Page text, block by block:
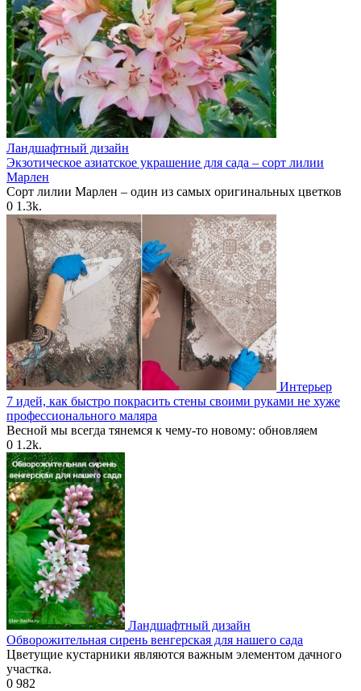
Ландшафтный дизайн
Экзотическое азиатское украшение для сада – сорт лилии
Марлен
Сорт лилии Марлен – один из самых оригинальных цветков
0 1.3k.
Интерьер
7 идей, как быстро покрасить стены своими руками не хуже
профессионального маляра
Весной мы всегда тянемся к чему-то новому: обновляем
0 1.2k.
Ландшафтный дизайн
Обворожительная сирень венгерская для нашего сада
Цветущие кустарники являются важным элементом дачного
участка.
0 982